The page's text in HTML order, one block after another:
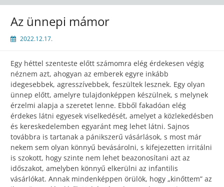
Az ünnepi mámor
2022.12.17.
Egy héttel szenteste előtt számomra elég érdekesen végig
néznem azt, ahogyan az emberek egyre inkább
idegesebbek, agresszívebbek, feszültek lesznek. Egy olyan
ünnep előtt, amelyre tulajdonképpen készülnek, s melynek
érzelmi alapja a szeretet lenne. Ebből fakadóan elég
érdekes látni egyesek viselkedését, amelyet a közlekedésben
és kereskedelemben egyaránt meg lehet látni. Sajnos
továbbra is tartanak a pánikszerű vásárlások, s most már
nekem sem olyan könnyű bevásárolni, s kifejezetten irritálni
is szokott, hogy szinte nem lehet beazonosítani azt az
időszakot, amelyben könnyű elkerülni az infantilis
vásárlókat. Annak mindenképpen örülök, hogy „kinőttem” az